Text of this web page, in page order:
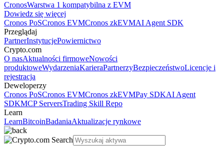
CronosWarstwa 1 kompatybilna z EVM
Dowiedz się więcej
Cronos PoSCronos EVMCronos zkEVMAI Agent SDK
Przeglądaj
PartnerInstytucjePowiernictwo
Crypto.com
O nasAktualności firmoweNowości
produktoweWydarzeniaKarieraPartnerzyBezpieczeństwoLicencje i
rejestracja
Deweloperzy
Cronos PoSCronos EVMCronos zkEVMPay SDKAI Agent
SDKMCP ServersTrading Skill Repo
Learn
LearnBitcoinBadaniaAktualizacje rynkowe